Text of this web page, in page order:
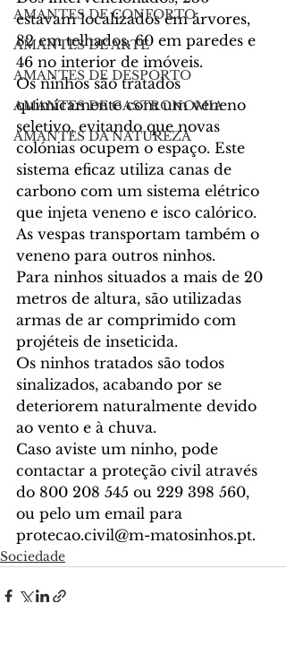
AMANTES DE CONFORTO
AMANTES DE ARTE
AMANTES DE DESPORTO
AMANTES DE GASTRONOMIA
AMANTES DA NATUREZA
estavam localizados em árvores,
82 em telhados, 60 em paredes e
46 no interior de imóveis.
Os ninhos são tratados
quimicamente com um veneno
seletivo, evitando que novas
colónias ocupem o espaço. Este
sistema eficaz utiliza canas de
carbono com um sistema elétrico
que injeta veneno e isco calórico.
As vespas transportam também o
veneno para outros ninhos.
Para ninhos situados a mais de 20
metros de altura, são utilizadas
armas de ar comprimido com
projéteis de inseticida.
Os ninhos tratados são todos
sinalizados, acabando por se
deteriorem naturalmente devido
ao vento e à chuva.
Caso aviste um ninho, pode
contactar a proteção civil através
do 800 208 545 ou 229 398 560,
ou pelo um email para
protecao.civil@m-matosinhos.pt.
Sociedade